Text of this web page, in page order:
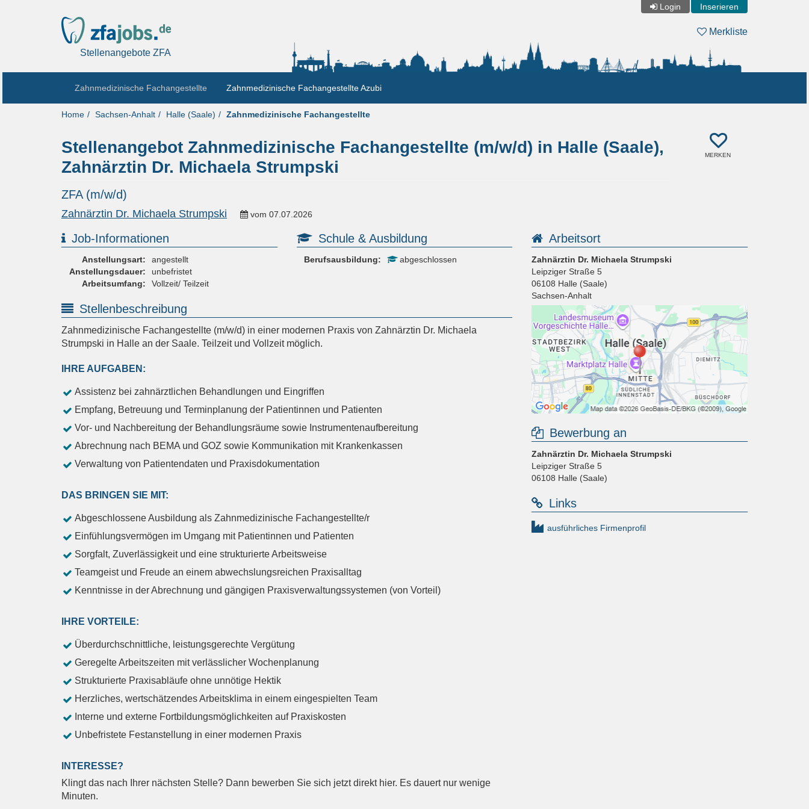
Login Inserieren
Stellenangebote ZFA
Merkliste
Zahnmedizinische Fachangestellte Zahnmedizinische Fachangestellte Azubi
Home Sachsen-Anhalt Halle (Saale) Zahnmedizinische Fachangestellte
Stellenangebot Zahnmedizinische Fachangestellte (m/w/d) in Halle (Saale),
Zahnärztin Dr. Michaela Strumpski
MERKEN
ZFA (m/w/d)
Zahnärztin Dr. Michaela Strumpski vom 07.07.2026
Job-Informationen
Anstellungsart:
angestellt
Anstellungsdauer:
unbefristet
Arbeitsumfang:
Vollzeit/ Teilzeit
Schule & Ausbildung
Berufsausbildung: abgeschlossen
Stellenbeschreibung
Zahnmedizinische Fachangestellte (m/w/d) in einer modernen Praxis von Zahnärztin Dr. Michaela
Strumpski in Halle an der Saale. Teilzeit und Vollzeit möglich.
IHRE AUFGABEN:
Assistenz bei zahnärztlichen Behandlungen und Eingriffen
Empfang, Betreuung und Terminplanung der Patientinnen und Patienten
Vor- und Nachbereitung der Behandlungsräume sowie Instrumentenaufbereitung
Abrechnung nach BEMA und GOZ sowie Kommunikation mit Krankenkassen
Verwaltung von Patientendaten und Praxisdokumentation
DAS BRINGEN SIE MIT:
Abgeschlossene Ausbildung als Zahnmedizinische Fachangestellte/r
Einfühlungsvermögen im Umgang mit Patientinnen und Patienten
Sorgfalt, Zuverlässigkeit und eine strukturierte Arbeitsweise
Teamgeist und Freude an einem abwechslungsreichen Praxisalltag
Kenntnisse in der Abrechnung und gängigen Praxisverwaltungssystemen (von Vorteil)
IHRE VORTEILE:
Überdurchschnittliche, leistungsgerechte Vergütung
Geregelte Arbeitszeiten mit verlässlicher Wochenplanung
Strukturierte Praxisabläufe ohne unnötige Hektik
Herzliches, wertschätzendes Arbeitsklima in einem eingespielten Team
Interne und externe Fortbildungsmöglichkeiten auf Praxiskosten
Unbefristete Festanstellung in einer modernen Praxis
INTERESSE?
Klingt das nach Ihrer nächsten Stelle? Dann bewerben Sie sich jetzt direkt hier. Es dauert nur wenige
Minuten.
Arbeitsort
Zahnärztin Dr. Michaela Strumpski
Leipziger Straße 5
06108 Halle (Saale)
Sachsen-Anhalt
Bewerbung an
Zahnärztin Dr. Michaela Strumpski
Leipziger Straße 5
06108 Halle (Saale)
Links
ausführliches Firmenprofil